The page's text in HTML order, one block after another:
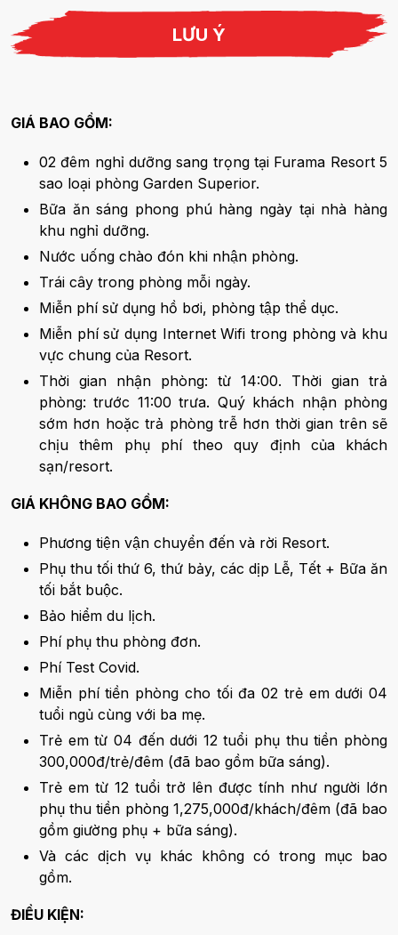
LƯU Ý
GIÁ BAO GỒM:
02 đêm nghỉ dưỡng sang trọng tại Furama Resort 5
sao loại phòng Garden Superior.
Bữa ăn sáng phong phú hàng ngày tại nhà hàng
khu nghỉ dưỡng.
Nước uống chào đón khi nhận phòng.
Trái cây trong phòng mỗi ngày.
Miễn phí sử dụng hồ bơi, phòng tập thể dục.
Miễn phí sử dụng Internet Wifi trong phòng và khu
vực chung của Resort.
Thời gian nhận phòng: từ 14:00. Thời gian trả
phòng: trước 11:00 trưa. Quý khách nhận phòng
sớm hơn hoặc trả phòng trễ hơn thời gian trên sẽ
chịu thêm phụ phí theo quy định của khách
sạn/resort.
GIÁ KHÔNG BAO GỒM:
Phương tiện vận chuyển đến và rời Resort.
Phụ thu tối thứ 6, thứ bảy, các dịp Lễ, Tết + Bữa ăn
tối bắt buộc.
Bảo hiểm du lịch.
Phí phụ thu phòng đơn.
Phí Test Covid.
Miễn phí tiền phòng cho tối đa 02 trẻ em dưới 04
tuổi ngủ cùng với ba mẹ.
Trẻ em từ 04 đến dưới 12 tuổi phụ thu tiền phòng
300,000đ/trẻ/đêm (đã bao gồm bữa sáng).
Trẻ em từ 12 tuổi trở lên được tính như người lớn
phụ thu tiền phòng 1,275,000đ/khách/đêm (đã bao
gồm giường phụ + bữa sáng).
Và các dịch vụ khác không có trong mục bao
gồm.
ĐIỀU KIỆN: